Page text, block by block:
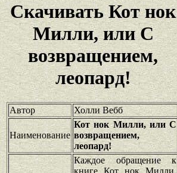
Скачивать Кот нок
Милли, или С
возвращением,
леопард!
Автор Холли Вебб
Наименование
Кот нок Милли, или С
возвращением,
леопард!
Каждое обращение к
книге Кот нок Милли,